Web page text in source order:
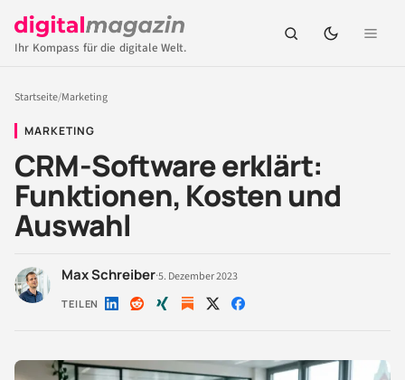
Ihr Kompass für die digitale Welt.
Startseite/Marketing
MARKETING
CRM-Software erklärt:
Funktionen, Kosten und
Auswahl
Max Schreiber·5. Dezember 2023
TEILEN Auf Auf Auf Auf Auf